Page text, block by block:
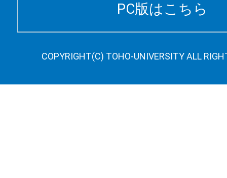
PC版はこちら
COPYRIGHT(C) TOHO-UNIVERSITY ALL